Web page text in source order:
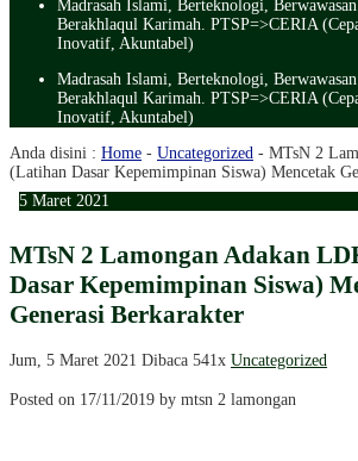
Madrasah Islami, Berteknologi,
Berakhlaqul Karimah. PTSP=>CERIA
Inovatif, Akuntabel)
Madrasah Islami, Berteknologi,
Berakhlaqul Karimah. PTSP=>CERIA
Inovatif, Akuntabel)
Anda disini : Home - Uncategorized - MTsN 2
(Latihan Dasar Kepemimpinan Siswa) Mencetak
5 Maret 2021
MTsN 2 Lamongan Adakan
Dasar Kepemimpinan Siswa)
Generasi Berkarakter
Jum, 5 Maret 2021 Dibaca 541x Uncategorized
Posted on 17/11/2019 by mtsn 2 lamongan